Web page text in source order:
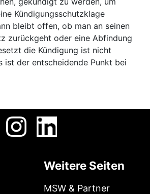
Kündigungsschutzklage
bleibt offen, ob man an seinen
zurückgeht oder eine Abfindung
die Kündigung ist nicht
ist der entscheidende Punkt bei
Weitere Seiten
MSW & Partner